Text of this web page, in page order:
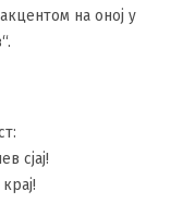
на оној у
сјај!